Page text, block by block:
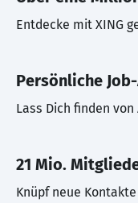
Entdecke mit XING
Persönliche
Lass Dich finden
21 Mio.
Knüpf neue